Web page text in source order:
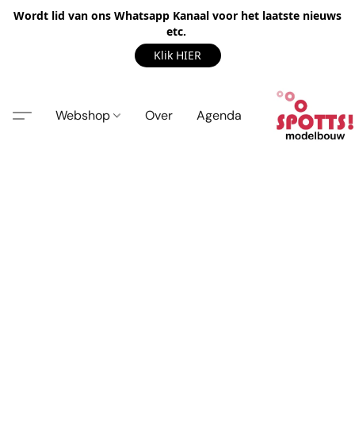
Wordt lid van ons Whatsapp Kanaal voor het laatste nieuws
etc.
Klik HIER
Webshop Over Agenda